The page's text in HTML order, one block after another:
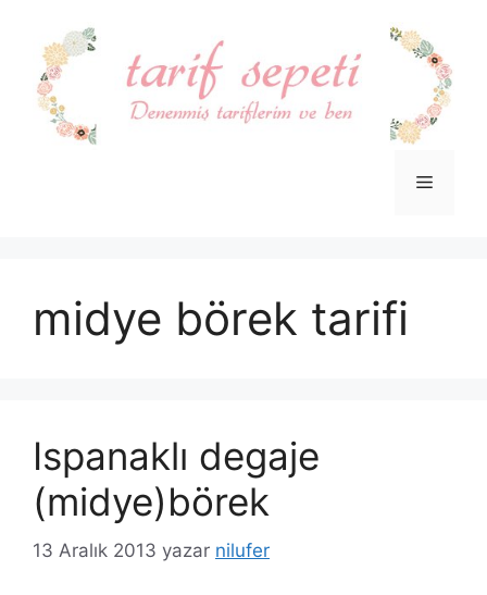
Menü
midye börek tarifi
Ispanaklı degaje
(midye)börek
13 Aralık 2013 yazar nilufer